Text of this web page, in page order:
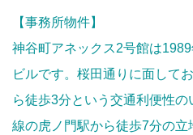
【事務所物件】
神谷町アネックス2号館は
ビルです。桜田通りに面して
ら徒歩3分という交通利便性
線の虎ノ門駅から徒歩7分の立